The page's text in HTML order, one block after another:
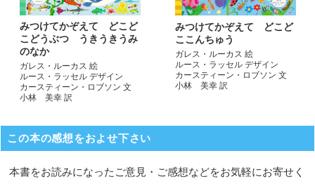
みつけてかぞえて どこど
こどうぶつ うきうきうみ
のなか
ガレス・ルーカス 絵
ルース・ラッセル デザイン
カースティーン・ロブソン 文
小林 美幸 訳
みつけてかぞえて どこど
ここんちゅう
ガレス・ルーカス 絵
ルース・ラッセル デザイン
カースティーン・ロブソン 文
小林 美幸 訳
この本の感想をおよせ下さい
本書をお読みになったご意見・ご感想などをお気軽にお寄せく